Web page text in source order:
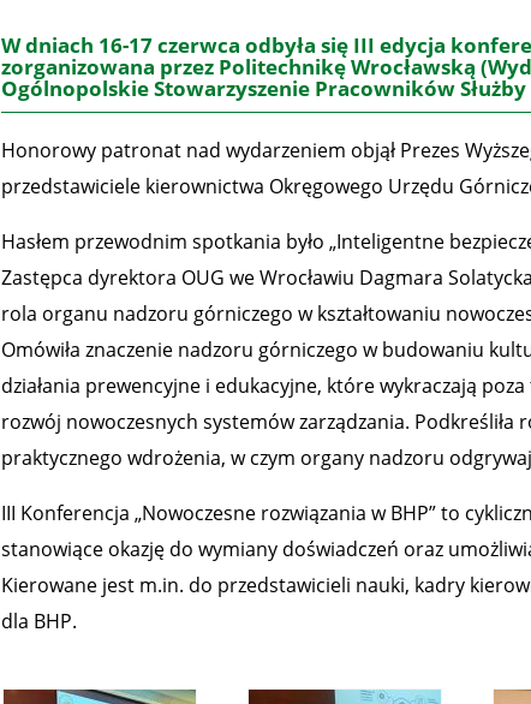
W dniach 16-17 czerwca odbyła się III edycja
zorganizowana przez Politechnikę Wrocławską
Ogólnopolskie Stowarzyszenie Pracowników Służby
Honorowy patronat nad wydarzeniem objął Prezes
przedstawiciele kierownictwa Okręgowego Urzędu
Hasłem przewodnim spotkania było „Inteligentne
Zastępca dyrektora OUG we Wrocławiu Dagmara
rola organu nadzoru górniczego w kształtowaniu
Omówiła znaczenie nadzoru górniczego w budowaniu
działania prewencyjne i edukacyjne, które wykraczają
rozwój nowoczesnych systemów zarządzania. Podkreśliła
praktycznego wdrożenia, w czym organy nadzoru
III Konferencja „Nowoczesne rozwiązania w BHP” to
stanowiące okazję do wymiany doświadczeń oraz
Kierowane jest m.in. do przedstawicieli nauki, kadry
dla BHP.